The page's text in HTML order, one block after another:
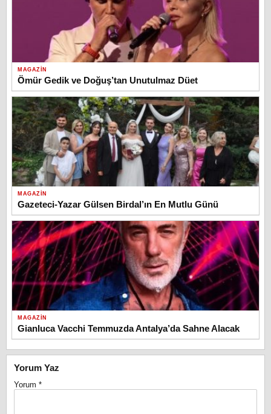
MAGAZIN
Ömür Gedik ve Doğuş’tan Unutulmaz Düet
MAGAZIN
Gazeteci-Yazar Gülsen Birdal’ın En Mutlu Günü
MAGAZIN
Gianluca Vacchi Temmuzda Antalya’da Sahne Alacak
Yorum Yaz
Yorum *